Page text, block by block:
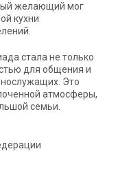
желающий мог
кухни
стала не только
для общения и
Это
атмосферы,
семьи.